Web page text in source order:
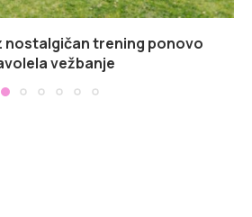
nostalgičan trening ponovo
vežbanje